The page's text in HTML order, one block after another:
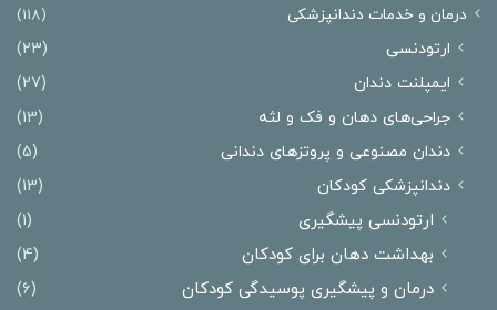
درمان‌ و خدمات دندانپزشکی (118)
ارتودنسی
(23)
ایمپلنت دندان
(27)
جراحی‌های دهان و فک و لثه
(13)
دندان مصنوعی و پروتزهای دندانی
(5)
دندانپزشکی کودکان
(13)
ارتودنسی پیشگیری
(1)
بهداشت دهان برای کودکان
(4)
درمان و پیشگیری پوسیدگی کودکان
(6)